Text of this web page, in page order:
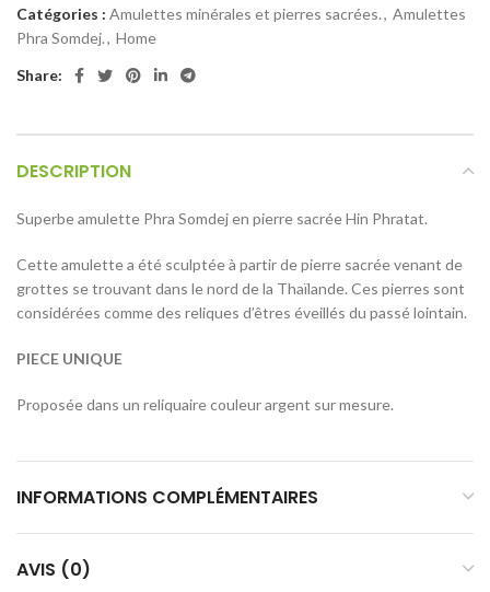
Catégories : Amulettes minérales et pierres sacrées., Amulettes
Phra Somdej., Home
Share:
DESCRIPTION
Superbe amulette Phra Somdej en pierre sacrée Hin Phratat.
Cette amulette a été sculptée à partir de pierre sacrée venant de
grottes se trouvant dans le nord de la Thaïlande. Ces pierres sont
considérées comme des reliques d’êtres éveillés du passé lointain.
PIECE UNIQUE
Proposée dans un reliquaire couleur argent sur mesure.
INFORMATIONS COMPLÉMENTAIRES
AVIS (0)